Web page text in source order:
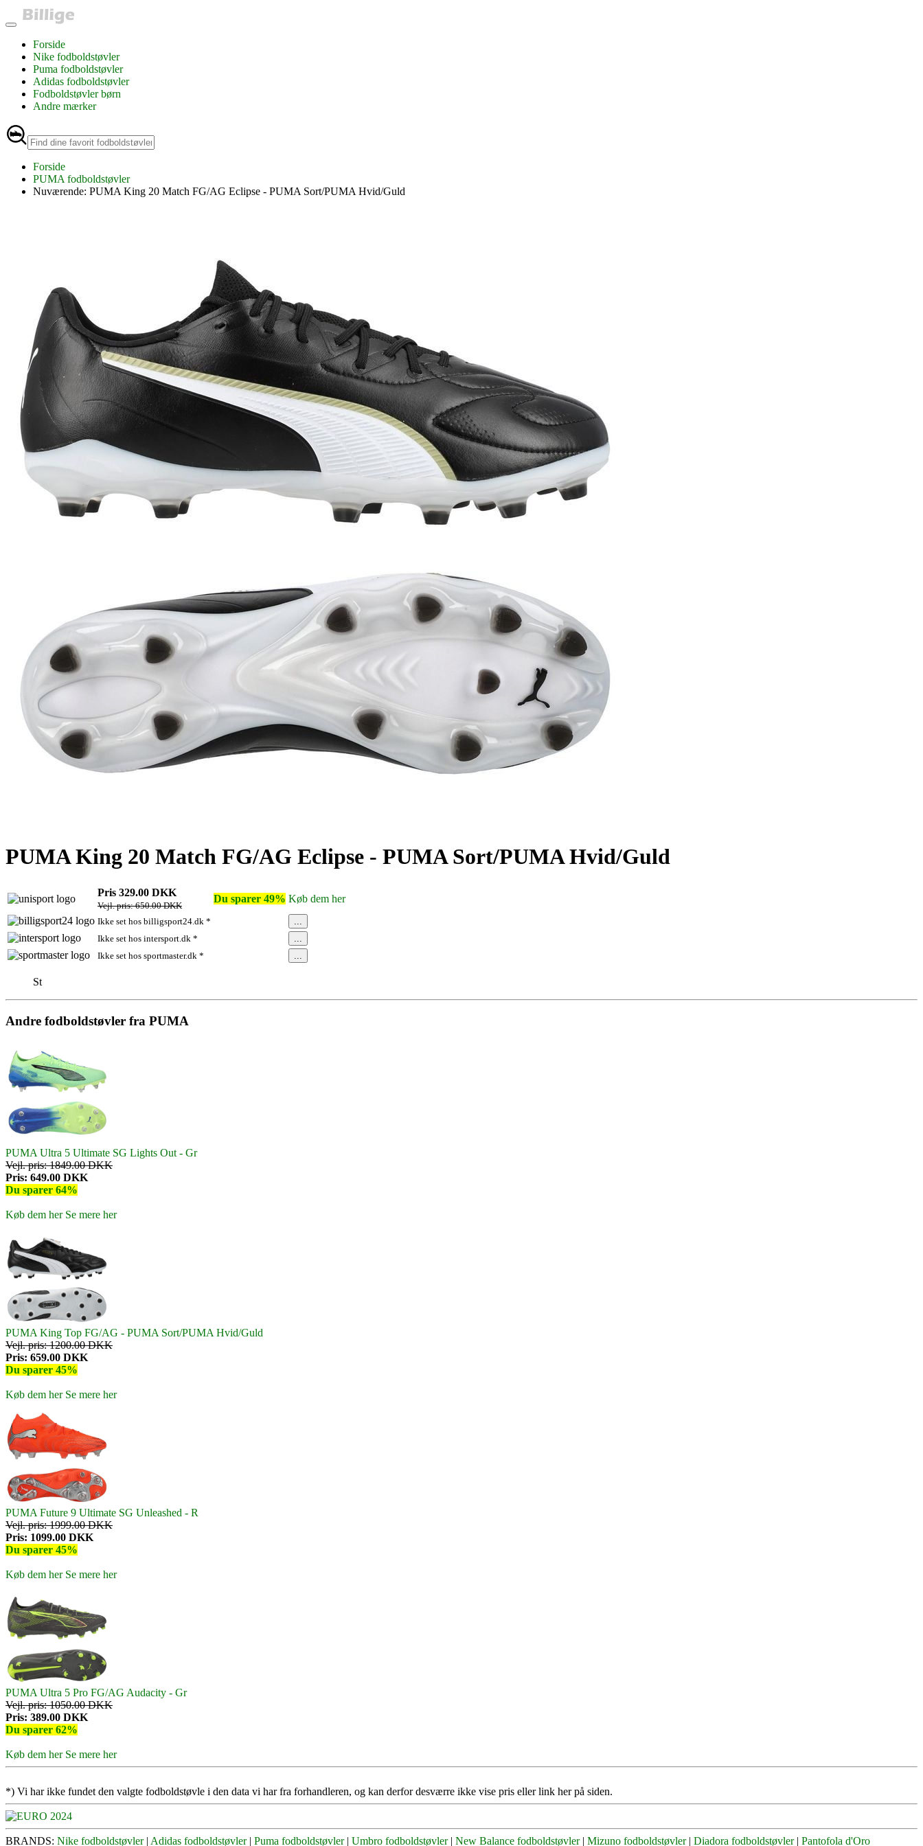
Forside
Nike fodboldstøvler
Puma fodboldstøvler
Adidas fodboldstøvler
Fodboldstøvler børn
Andre mærker
Forside
PUMA fodboldstøvler
Nuværende: PUMA King 20 Match FG/AG Eclipse - PUMA Sort/PUMA Hvid/Guld
PUMA King 20 Match FG/AG Eclipse - PUMA Sort/PUMA Hvid/Guld
Pris 329.00 DKK
Vejl. pris: 650.00 DKK
Du sparer 49% Køb dem her
Ikke set hos billigsport24.dk *
Ikke set hos intersport.dk *
Ikke set hos sportmaster.dk *
St
Andre fodboldstøvler fra PUMA
PUMA Ultra 5 Ultimate SG Lights Out - Gr
Vejl. pris: 1849.00 DKK
Pris: 649.00 DKK
Du sparer 64%
Køb dem herSe mere her
PUMA King Top FG/AG - PUMA Sort/PUMA Hvid/Guld
Vejl. pris: 1200.00 DKK
Pris: 659.00 DKK
Du sparer 45%
Køb dem herSe mere her
PUMA Future 9 Ultimate SG Unleashed - R
Vejl. pris: 1999.00 DKK
Pris: 1099.00 DKK
Du sparer 45%
Køb dem herSe mere her
PUMA Ultra 5 Pro FG/AG Audacity - Gr
Vejl. pris: 1050.00 DKK
Pris: 389.00 DKK
Du sparer 62%
Køb dem herSe mere her
*) Vi har ikke fundet den valgte fodboldstøvle i den data vi har fra forhandleren, og kan derfor desværre ikke vise pris eller link her på siden.
BRANDS: Nike fodboldstøvler| Adidas fodboldstøvler| Puma fodboldstøvler| Umbro fodboldstøvler| New Balance fodboldstøvler| Mizuno fodboldstøvler| Diadora fodboldstøvler| Pantofola d'Oro